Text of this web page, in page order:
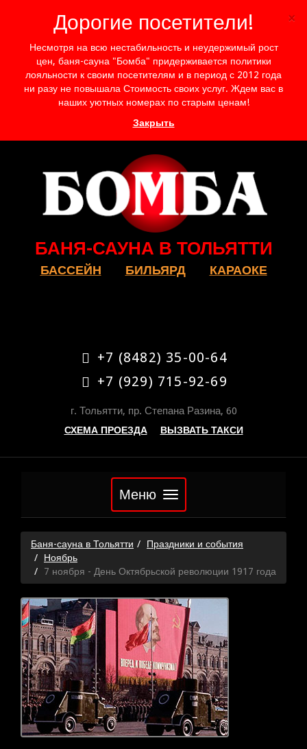
×
Дорогие посетители!
Несмотря на всю нестабильность и неудержимый рост
цен, баня-сауна "Бомба" придерживается политики
лояльности к своим посетителям и в период с 2012 года
ни разу не повышала Стоимость своих услуг. Ждем вас в
наших уютных номерах по старым ценам!
Закрыть
БАНЯ-САУНА В ТОЛЬЯТТИ
БАССЕЙН БИЛЬЯРД КАРАОКЕ
+7 (8482) 35-00-64
+7 (929) 715-92-69
г. Тольятти, пр. Степана Разина, 60
СХЕМА ПРОЕЗДА ВЫЗВАТЬ ТАКСИ
Меню
Баня-сауна в Тольятти
Праздники и события
Ноябрь
7 ноября - День Октябрьской революции 1917 года